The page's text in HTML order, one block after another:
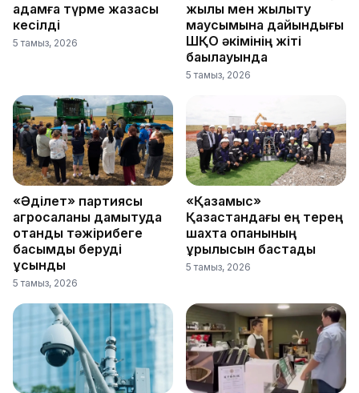
адамға түрме жазасы
кесілді
5 тамыз, 2026
жылы мен жылыту
маусымына дайындығы
ШҚО әкімінің жіті
бақылауында
5 тамыз, 2026
«Әділет» партиясы
агросаланы дамытуда
отандық тәжірибеге
басымдық беруді
ұсынды
5 тамыз, 2026
«Қазақмыс»
Қазақстандағы ең терең
шахта оқпанының
құрылысын бастады
5 тамыз, 2026